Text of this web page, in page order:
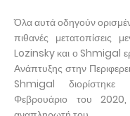
Όλα αυτά οδηγούν
πιθανές μετατοπίσεις
Lozinsky και ο Shmigal
Ανάπτυξης στην
Shmigal
Φεβρουάριο του